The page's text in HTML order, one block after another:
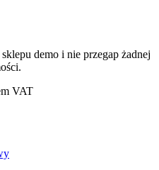
demo i nie przegap żadnej
VAT